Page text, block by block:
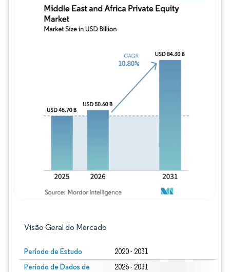
Visão Geral do Mercado
Período de Estudo 2020 - 2031
Período de Dados de
2026 - 2031
Imagem © Mordor Intelligence. O reuso